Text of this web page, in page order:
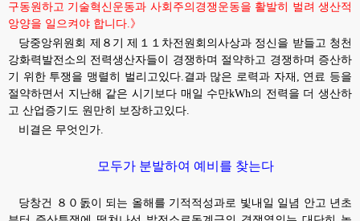
구동원하고 기술혁신운동과 사회주의경쟁운동을 활발히 벌려 생산적
앙양을 일으켜야 합니다.》
당중앙위원회 제８기 제１１차전원회의사상과 정신을 받들고 청천
강화력발전소의 전력생산자들이 경쟁하며 절약하고 경쟁하며 증산하
기 위한 투쟁을 맹렬히 벌리고있다.결과 많은 로력과 자재, 연료 등을
절약하면서 지난해 같은 시기보다 매일 수만kWh의 전력을 더 생산하
고 산업증기도 원만히 보장하고있다.
비결은 무엇인가.
모두가 분발하여 예비를 찾는다
당창건 ８０돐이 되는 올해를 기적적성과로 빛내일 일념 안고 년초